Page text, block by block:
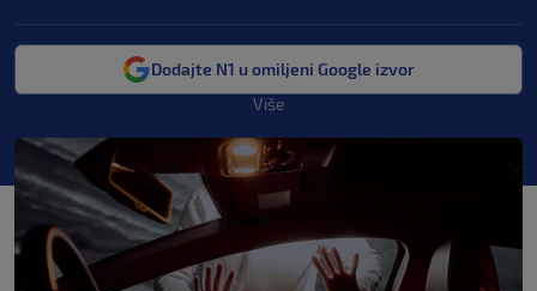
Dodajte N1 u omiljeni Google izvor
Više